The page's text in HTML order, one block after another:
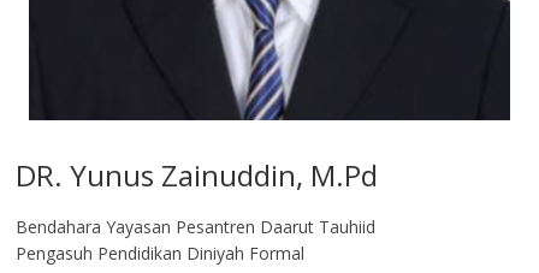
DR. Yunus Zainuddin, M.Pd
Bendahara Yayasan Pesantren Daarut Tauhiid
Pengasuh Pendidikan Diniyah Formal